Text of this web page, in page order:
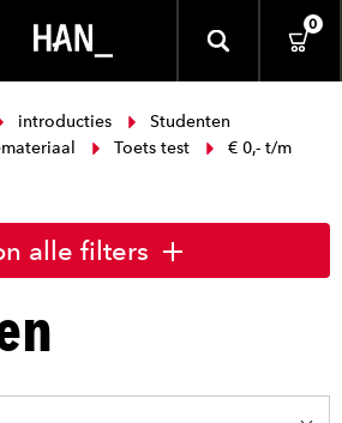
0
introducties
Studenten
Toets test
€ 0,- t/m
alle filters